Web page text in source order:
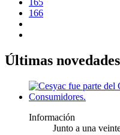
165
166
Últimas novedades
Información
Junto a una